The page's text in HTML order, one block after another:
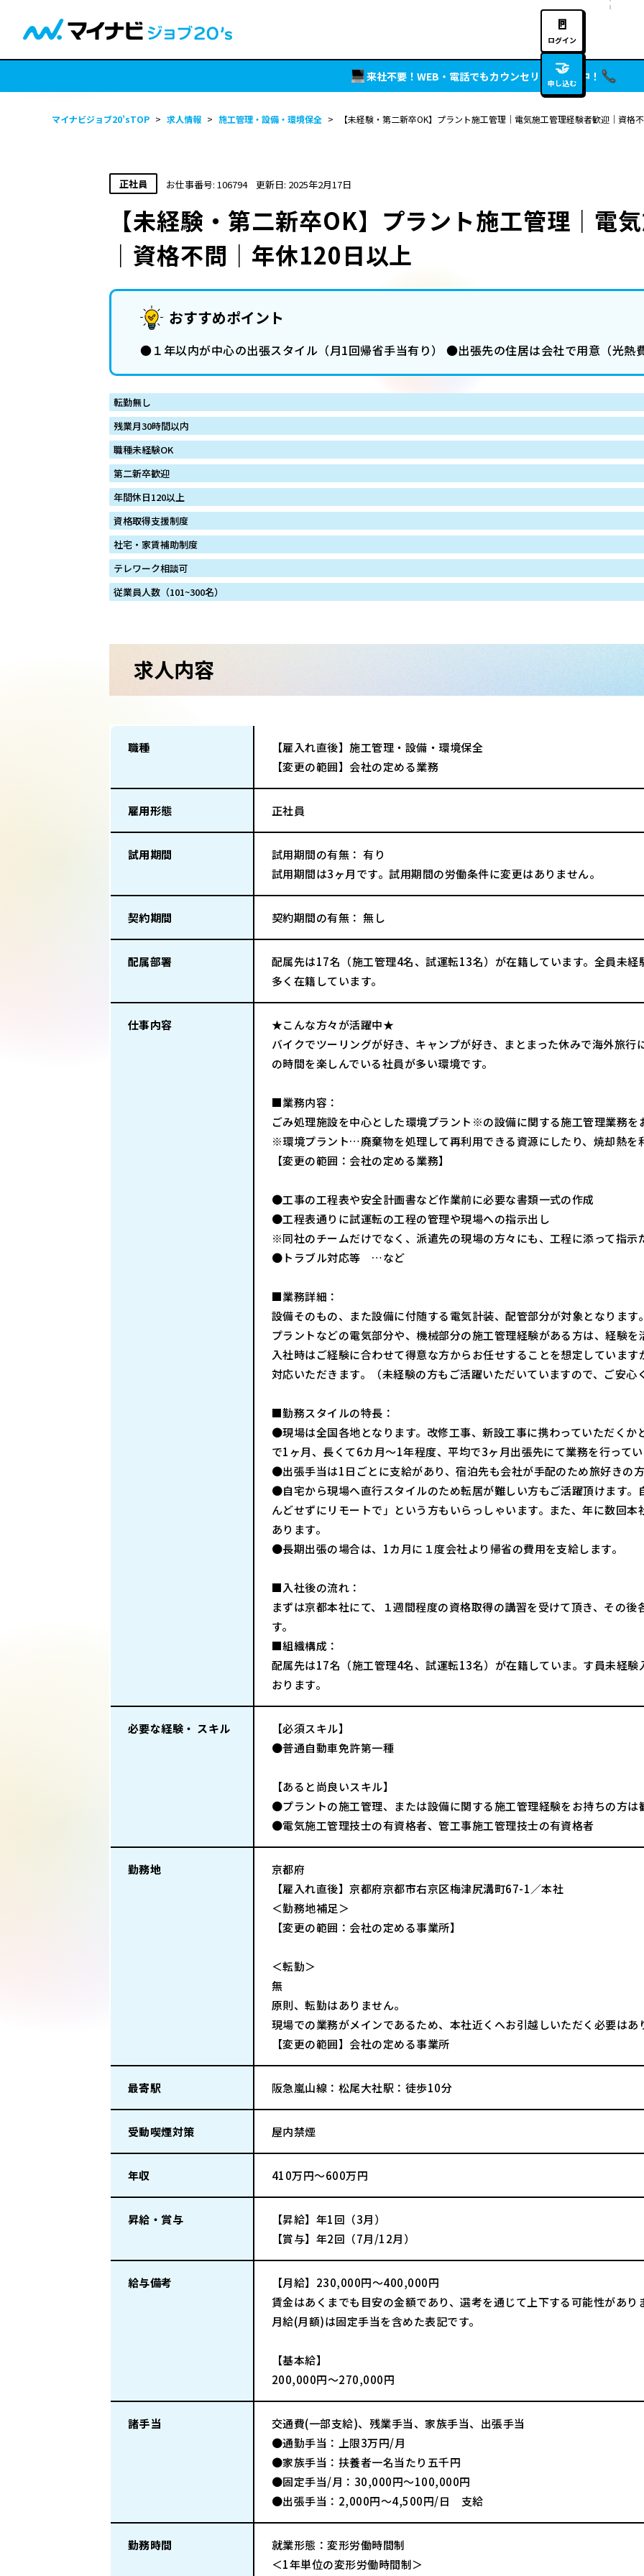
🚪
ログイン
🤝
申し込む
来社不要！WEB・電話でもカウンセリング実施中！
マイナビジョブ20’sTOP > 求人情報 > 施工管理・設備・環境保全 > 【未経験・第二新卒OK】プラント施工管理｜電気施工管理経験者歓迎｜資格
正社員 お仕事番号: 106794 更新日: 2025年2月17日
【未経験・第二新卒OK】プラント施工管理｜電
｜資格不問｜年休120日以上
おすすめポイント
●１年以内が中心の出張スタイル（月1回帰省手当有り） ●出張先の住居は会社で用意（光熱
転勤無し
残業月30時間以内
職種未経験OK
第二新卒歓迎
年間休日120以上
資格取得支援制度
社宅・家賃補助制度
テレワーク相談可
従業員人数（101~300名）
求人内容
職種
【雇入れ直後】施工管理・設備・環境保全
【変更の範囲】会社の定める業務
雇用形態 正社員
試用期間
試用期間の有無： 有り
試用期間は3ヶ月です。試用期間の労働条件に変更はありません。
契約期間 契約期間の有無： 無し
配属部署
配属先は17名（施工管理4名、試運転13名）が在籍しています。全員未
多く在籍しています。
仕事内容
★こんな方々が活躍中★
バイクでツーリングが好き、キャンプが好き、まとまった休みで海外旅
の時間を楽しんでいる社員が多い環境です。
■業務内容：
ごみ処理施設を中心とした環境プラント※の設備に関する施工管理業務を
※環境プラント…廃棄物を処理して再利用できる資源にしたり、焼却熱を
【変更の範囲：会社の定める業務】
●工事の工程表や安全計画書など作業前に必要な書類一式の作成
●工程表通りに試運転の工程の管理や現場への指示出し
※同社のチームだけでなく、派遣先の現場の方々にも、工程に添って指示
●トラブル対応等 …など
■業務詳細：
設備そのもの、また設備に付随する電気計装、配管部分が対象となります
プラントなどの電気部分や、機械部分の施工管理経験がある方は、経験
入社時はご経験に合わせて得意な方からお任せすることを想定していま
対応いただきます。（未経験の方もご活躍いただいていますので、ご安心
■勤務スタイルの特長：
●現場は全国各地となります。改修工事、新設工事に携わっていただくか
で1ヶ月、長くて6カ月～1年程度、平均で3ヶ月出張先にて業務を行って
●出張手当は1日ごとに支給があり、宿泊先も会社が手配のため旅好きの
●自宅から現場へ直行スタイルのため転居が難しい方もご活躍頂けます。
んどせずにリモートで」という方もいらっしゃいます。また、年に数回
あります。
●長期出張の場合は、1カ月に１度会社より帰省の費用を支給します。
■入社後の流れ：
まずは京都本社にて、１週間程度の資格取得の講習を受けて頂き、その
す。
■組織構成：
配属先は17名（施工管理4名、試運転13名）が在籍していま。す員未経
おります。
必要な経験・ スキル
【必須スキル】
●普通自動車免許第一種
【あると尚良いスキル】
●プラントの施工管理、または設備に関する施工管理経験をお持ちの方は
●電気施工管理技士の有資格者、管工事施工管理技士の有資格者
勤務地
京都府
【雇入れ直後】京都府京都市右京区梅津尻溝町67-1／本社
＜勤務地補足＞
【変更の範囲：会社の定める事業所】
＜転勤＞
無
原則、転勤はありません。
現場での業務がメインであるため、本社近くへお引越しいただく必要はあ
【変更の範囲】会社の定める事業所
最寄駅 阪急嵐山線：松尾大社駅：徒歩10分
受動喫煙対策 屋内禁煙
年収 410万円～600万円
昇給・賞与
【昇給】年1回（3月）
【賞与】年2回（7月/12月）
給与備考
【月給】230,000円～400,000円
賃金はあくまでも目安の金額であり、選考を通じて上下する可能性があり
月給(月額)は固定手当を含めた表記です。
【基本給】
200,000円～270,000円
諸手当
交通費(一部支給)、残業手当、家族手当、出張手当
●通勤手当：上限3万円/月
●家族手当：扶養者一名当たり五千円
●固定手当/月：30,000円～100,000円
●出張手当：2,000円～4,500円/日 支給
勤務時間
就業形態：変形労働時間制
＜1年単位の変形労働時間制＞